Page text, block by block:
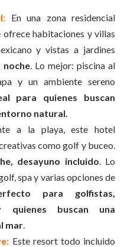
: En una zona residencial
habitaciones y villas
y vistas a jardines
noche. Lo mejor: piscina al
y un ambiente sereno
para quienes buscan
natural.
a la playa, este hotel
como golf y buceo.
desayuno incluido. Lo
spa y varias opciones de
para golfistas,
quienes buscan una
mar.
Este resort todo incluido